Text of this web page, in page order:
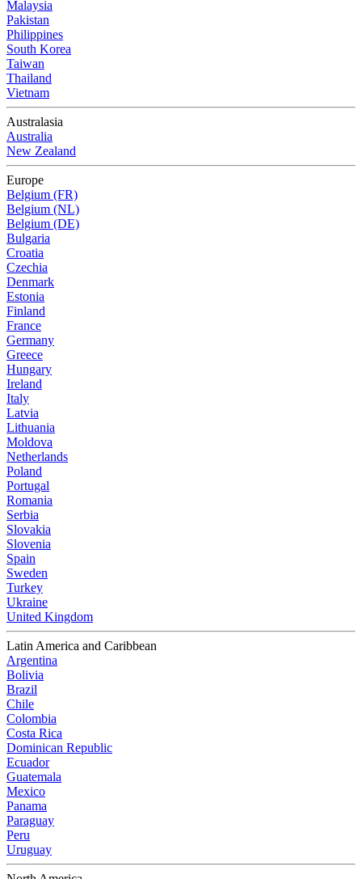
Malaysia
Pakistan
Philippines
South Korea
Taiwan
Thailand
Vietnam
Australasia
Australia
New Zealand
Europe
Belgium (FR)
Belgium (NL)
Belgium (DE)
Bulgaria
Croatia
Czechia
Denmark
Estonia
Finland
France
Germany
Greece
Hungary
Ireland
Italy
Latvia
Lithuania
Moldova
Netherlands
Poland
Portugal
Romania
Serbia
Slovakia
Slovenia
Spain
Sweden
Turkey
Ukraine
United Kingdom
Latin America and Caribbean
Argentina
Bolivia
Brazil
Chile
Colombia
Costa Rica
Dominican Republic
Ecuador
Guatemala
Mexico
Panama
Paraguay
Peru
Uruguay